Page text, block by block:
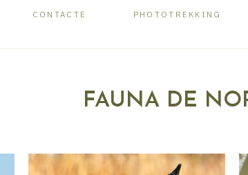
CONTACTE PHOTOTREKKING
FAUNA DE